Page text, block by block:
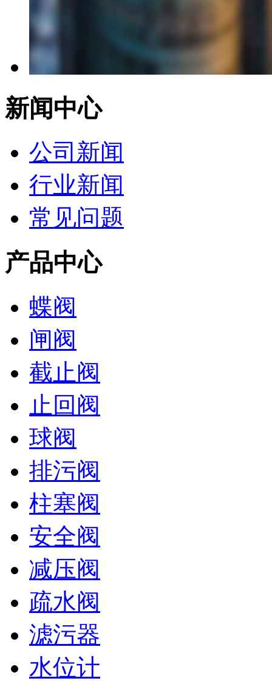
新闻中心
公司新闻
行业新闻
常见问题
产品中心
蝶阀
闸阀
截止阀
止回阀
球阀
排污阀
柱塞阀
安全阀
减压阀
疏水阀
滤污器
水位计